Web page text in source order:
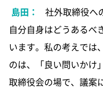
島田：
社外取締役へ
自分自身はどうあるべ
います。私の考えでは
のは、「良い問いかけ
取締役会の場で、議案